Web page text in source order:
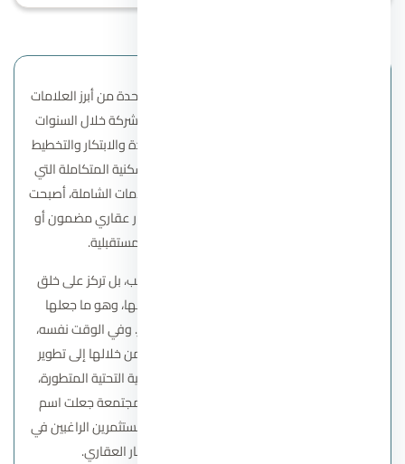
تعتبر مشاريع شركة سوديك للتطوير العقاري واحدة من أبرز العلامات
الفارقة في السوق المصري، حيث استطاعت الشركة خلال السنوات
الماضية أن تبني سمعة قوية قائمة على الجودة والابتكار والتخطيط
المتقن. ومع ازدياد الطلب على المجتمعات السكنية المتكاملة التي
تجمع بين الرفاهية والموقع الاستراتيجي والخدمات الشاملة، أصبحت
سوديك وجهة مثالية لكل من يبحث عن استثمار عقاري مضمون أو
سكن عصري يتوافق مع تطلعاته المستقبلية.
فالشركة لا تكتفي بتنفيذ وحدات سكنية فحسب، بل تركز على خلق
بيئة متكاملة توفر نمط حياة راقٍ لجميع سكانها، وهو ما جعلها
تنافس بقوة كبرى الشركات العقارية في مصر. وفي الوقت نفسه،
تعتمد سوديك على رؤية طويلة الأمد تسعى من خلالها إلى تطوير
مشروعات تجمع بين التصميمات الحديثة، والبنية التحتية المتطورة،
والمساحات الخضراء الشاسعة. هذه العناصر مجتمعة جعلت اسم
سوديك مرادفًا للثقة والجودة، ومصدر جذب للمستثمرين الراغبين في
تحقيق أعلى عائد ممكن من الاستثمار العقاري.